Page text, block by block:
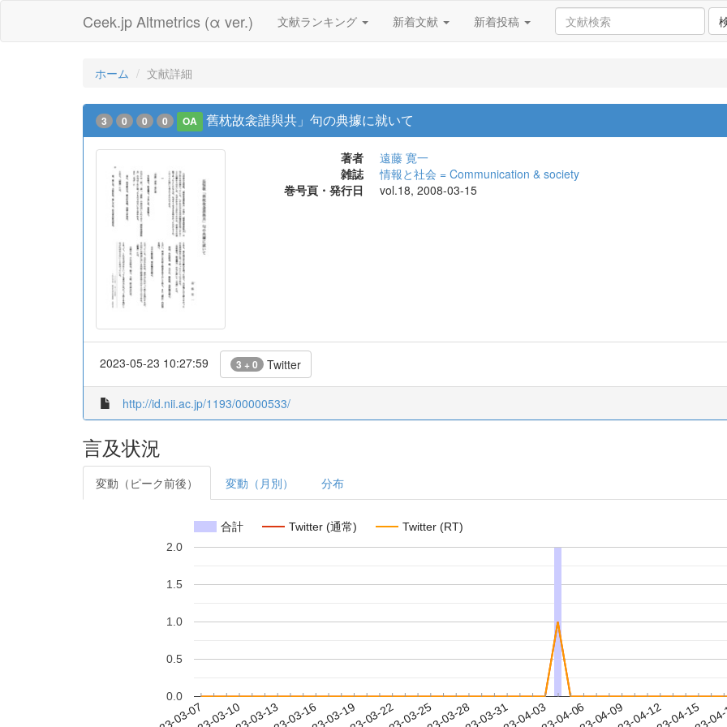
Ceek.jp Altmetrics (α ver.) 文献ランキング 新着文献 新着投稿
ホーム 文献詳細
3 0 0 0 OA 舊枕故衾誰與共」句の典據に就いて
著者
遠藤 寛一
雑誌
情報と社会 = Communication & society
巻号頁・発行日
vol.18, 2008-03-15
2023-05-23 10:27:59 3 + 0 Twitter
http://id.nii.ac.jp/1193/00000533/
言及状況
変動（ピーク前後） 変動（月別） 分布
合計 Twitter (通常) Twitter (RT)
0.0
0.5
1.0
1.5
2.0